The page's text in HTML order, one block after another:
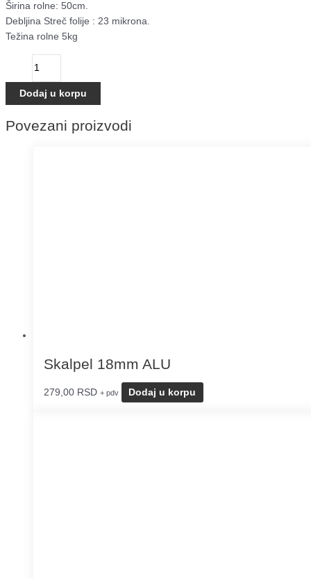
Širina rolne: 50cm.
Debljina Streč folije : 23 mikrona.
Težina rolne 5kg
Dodaj u korpu
Povezani proizvodi
Skalpel 18mm ALU
279,00 RSD + pdv Dodaj u korpu